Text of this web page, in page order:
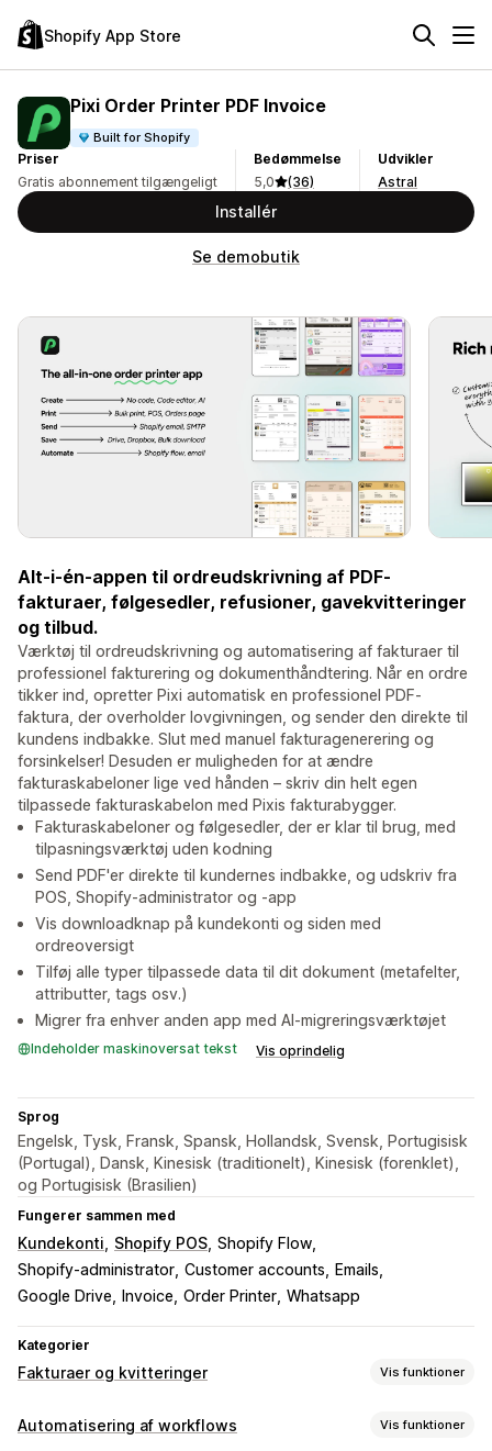
Shopify App Store
Pixi Order Printer PDF Invoice
Built for Shopify
Priser
Gratis abonnement tilgængeligt
Bedømmelse
5,0
(36)
Udvikler
Astral
Installér
Se demobutik
Alt-i-én-appen til ordreudskrivning af PDF-
fakturaer, følgesedler, refusioner, gavekvitteringer
og tilbud.
Værktøj til ordreudskrivning og automatisering af fakturaer til
professionel fakturering og dokumenthåndtering. Når en ordre
tikker ind, opretter Pixi automatisk en professionel PDF-
faktura, der overholder lovgivningen, og sender den direkte til
kundens indbakke. Slut med manuel fakturagenerering og
forsinkelser! Desuden er muligheden for at ændre
fakturaskabeloner lige ved hånden – skriv din helt egen
tilpassede fakturaskabelon med Pixis fakturabygger.
Fakturaskabeloner og følgesedler, der er klar til brug, med
tilpasningsværktøj uden kodning
Send PDF'er direkte til kundernes indbakke, og udskriv fra
POS, Shopify-administrator og -app
Vis downloadknap på kundekonti og siden med
ordreoversigt
Tilføj alle typer tilpassede data til dit dokument (metafelter,
attributter, tags osv.)
Migrer fra enhver anden app med AI-migreringsværktøjet
Indeholder maskinoversat tekst Vis oprindelig
Sprog
Engelsk, Tysk, Fransk, Spansk, Hollandsk, Svensk, Portugisisk
(Portugal), Dansk, Kinesisk (traditionelt), Kinesisk (forenklet),
og Portugisisk (Brasilien)
Fungerer sammen med
Kundekonti Shopify POS Shopify Flow
Shopify-administrator Customer accounts
Emails
Google Drive
Invoice Order Printer Whatsapp
Kategorier
Fakturaer og kvitteringer Vis funktioner
Dokumenttyper
Automatisering af workflows Vis funktioner